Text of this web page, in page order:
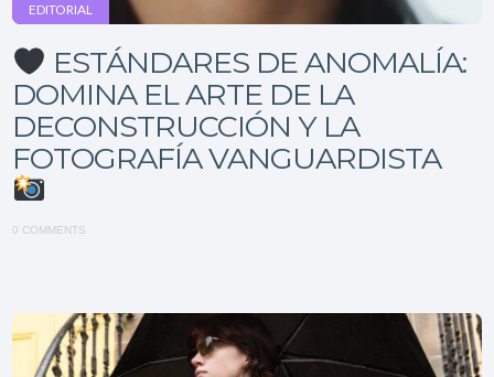
EDITORIAL
ESTÁNDARES DE ANOMALÍA:
DOMINA EL ARTE DE LA
DECONSTRUCCIÓN Y LA
FOTOGRAFÍA VANGUARDISTA
0 COMMENTS